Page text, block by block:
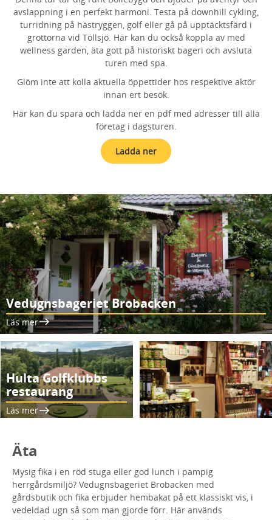
avslappning i en perfekt harmoni. Testa på downhill cykling,
turridning på hästryggen, golf eller gå på upptäcktsfärd i
grottorna vid Töllsjö. Här kan du också koppla av med
wellness garden, äta gott på historiskt bageri och avsluta
turen med spa.
Glöm inte att kolla aktuella öppettider hos respektive aktör
innan ert besök.
Här kan du spara och ladda ner en pdf med adresser till alla
företag i dagsturen.
Ladda ner
Vedugnsbageriet Brobacken
Läs mer
Hulta Golfklubbs
restaurang
Läs mer
Äta
Mysig fika i en röd stuga eller god lunch i pampig
herrgårdsmiljö? Vedugnsbageriet Brobacken med
gårdsbutik och fika erbjuder hembakat på ett klassiskt vis, i
vedeldad ugn så som man gjorde förr. Här används